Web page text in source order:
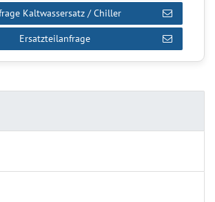
Kaltwassersatz / Chiller
Ersatzteilanfrage